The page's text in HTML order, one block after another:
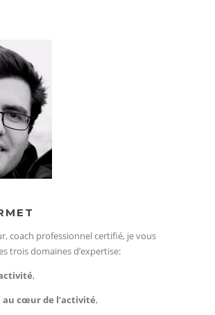
coach professionnel certifié, je vous
trois domaines d’expertise:
,
cœur de l’activité,